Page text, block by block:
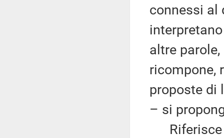
connessi al
altre
ricompone,
proposte di
– si
Riferisce